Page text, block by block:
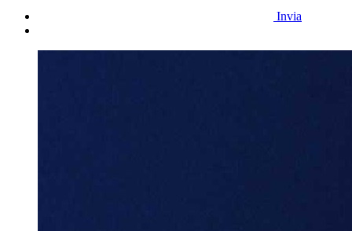
Invia